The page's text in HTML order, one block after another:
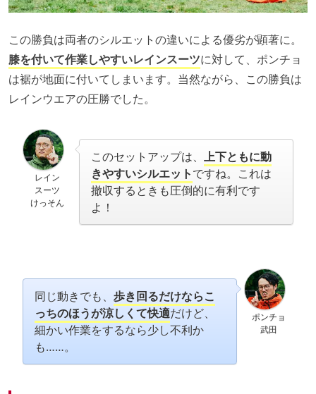
この勝負は両者のシルエットの違いによる優劣が顕著に。
膝を付いて作業しやすいレインスーツに対して、ポンチョ
は裾が地面に付いてしまいます。当然ながら、この勝負は
レインウエアの圧勝でした。
レイン
スーツ
けっそん
このセットアップは、 上下ともに動
きやすいシルエットですね。これは
撤収するときも圧倒的に有利です
よ！
ポンチョ
武田
同じ動きでも、歩き回るだけならこ
っちのほうが涼しくて快適だけど、
細かい作業をするなら少し不利か
も……。